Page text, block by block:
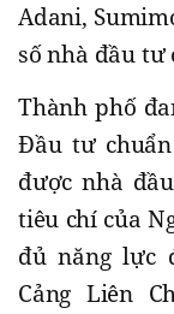
Adani,
số nhà đầu tư
Thành phố
Đầu tư
được nhà
tiêu chí của
đủ năng lực
Cảng Liên